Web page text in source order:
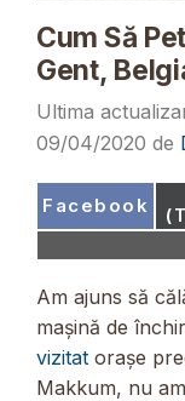
Cum Să
Gent,
09/04/2020 de
Share
Facebook
Am ajuns să
mașină de
vizitat orașe
Makkum, nu